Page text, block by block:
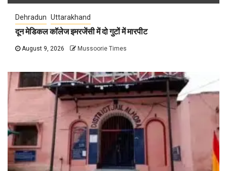
Dehradun Uttarakhand
दून मेडिकल कॉलेज इमरजेंसी में दो गुटों में मारपीट
August 9, 2026 Mussoorie Times